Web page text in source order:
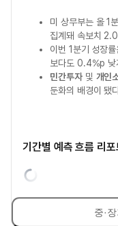
미 상무부는 올 1
집계돼 속보치
이번 1분기 성장
보다도 0.4%p 낮
민간투자및 개인
둔화의 배경이 됐
기간별 예측 흐름 리포
중·